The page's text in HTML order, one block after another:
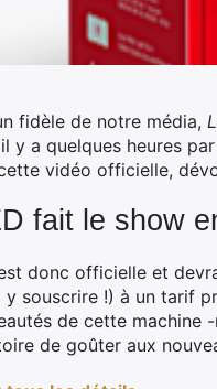
fidèle de notre média,
y a quelques heures
vidéo officielle,
fait le show
donc officielle et
y souscrire !) à un tarif
de cette machine
de goûter aux